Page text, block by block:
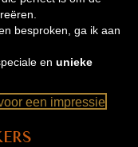
besproken, ga ik aan
en unieke
een impressie